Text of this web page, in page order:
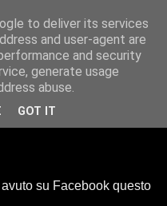
su Facebook questo
to deliver its services
and user-agent are
and security
generate usage
abuse.
GOT IT